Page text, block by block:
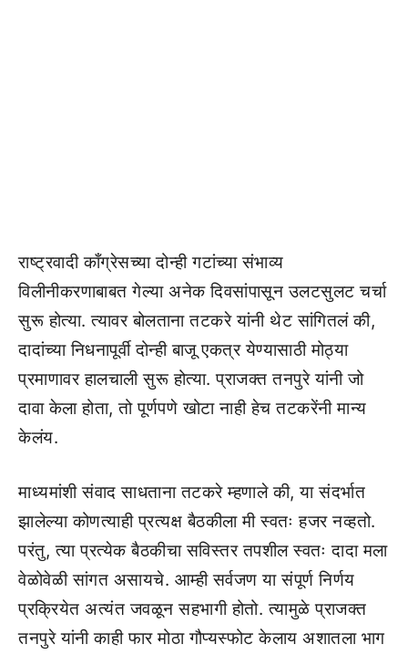
राष्ट्रवादी काँग्रेसच्या दोन्ही गटांच्या संभाव्य
विलीनीकरणाबाबत गेल्या अनेक दिवसांपासून उलटसुलट चर्चा
सुरू होत्या. त्यावर बोलताना तटकरे यांनी थेट सांगितलं की,
दादांच्या निधनापूर्वी दोन्ही बाजू एकत्र येण्यासाठी मोठ्या
प्रमाणावर हालचाली सुरू होत्या. प्राजक्त तनपुरे यांनी जो
दावा केला होता, तो पूर्णपणे खोटा नाही हेच तटकरेंनी मान्य
केलंय.
माध्यमांशी संवाद साधताना तटकरे म्हणाले की, या संदर्भात
झालेल्या कोणत्याही प्रत्यक्ष बैठकीला मी स्वतः हजर नव्हतो.
परंतु, त्या प्रत्येक बैठकीचा सविस्तर तपशील स्वतः दादा मला
वेळोवेळी सांगत असायचे. आम्ही सर्वजण या संपूर्ण निर्णय
प्रक्रियेत अत्यंत जवळून सहभागी होतो. त्यामुळे प्राजक्त
तनपुरे यांनी काही फार मोठा गौप्यस्फोट केलाय अशातला भाग